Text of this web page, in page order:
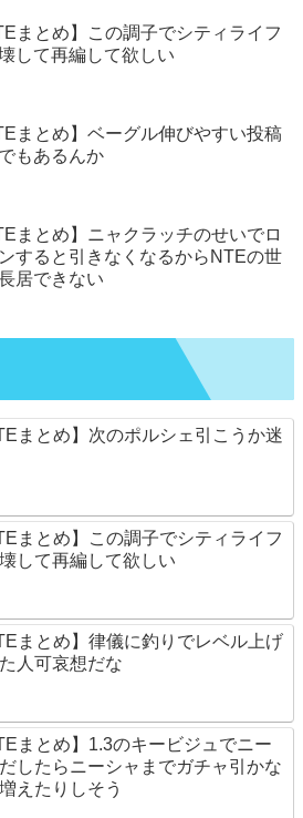
まとめ】この調子でシティライフ
して再編して欲しい
まとめ】ベーグル伸びやすい投稿
もあるんか
まとめ】ニャクラッチのせいでロ
すると引きなくなるからNTEの世
居できない
まとめ】次のポルシェ引こうか迷
まとめ】この調子でシティライフ
して再編して欲しい
まとめ】律儀に釣りでレベル上げ
人可哀想だな
まとめ】1.3のキービジュでニー
したらニーシャまでガチャ引かな
えたりしそう